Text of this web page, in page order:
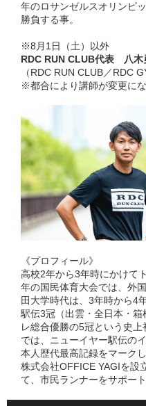
年のロサンゼルスオリンピ
勝負する事。
※8月1日（土）以外
RDC RUN CLUB代表 八木
（RDC RUN CLUB／RDC
※都合により講師が変更に
《プロフィール》
高校2年から3年時にかけて
年の国民体育大会では、外
田大学時代は、3年時から4
駅伝3冠（出雲・全日本・
レ総合優勝の5冠という史
では、ニューイヤー駅伝の
本人歴代最高記録をマーク
株式会社OFFICE YAGIを設
て、市民ランナーをサポー